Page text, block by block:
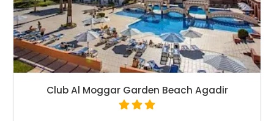
Club Al Moggar Garden Beach Agadir